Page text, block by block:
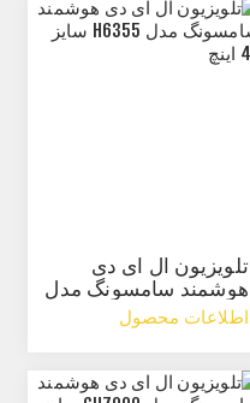
تلویزیون ال ای دی
هوشمند سامسونگ مدل
H6355 سایز 46 اینچ
اطلاعات محصول